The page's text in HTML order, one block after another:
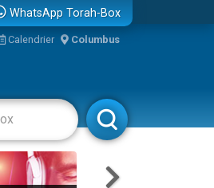
WhatsApp Torah-Box
Calendrier Columbus
Rabbanim